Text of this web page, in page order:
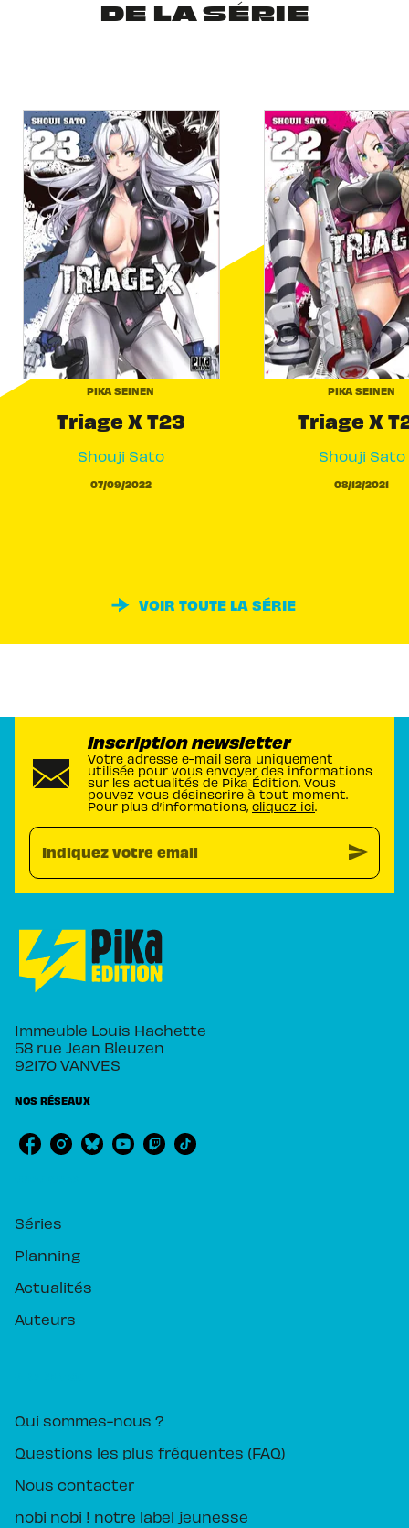
DE LA SÉRIE
PIKA SEINEN
Triage X T23
Shouji Sato
07/09/2022
PIKA SEINEN
Triage X
Shouji Sato
08/12/2021
VOIR TOUTE LA SÉRIE
Inscription newsletter
Votre adresse e-mail sera uniquement
utilisée pour vous envoyer des informations
sur les actualités de Pika Édition. Vous
pouvez vous désinscrire à tout moment.
Pour plus d’informations, cliquez ici.
Indiquez votre email send
Immeuble Louis Hachette
58 rue Jean Bleuzen
92170 VANVES
NOS RÉSEAUX
Séries
Planning
Actualités
Auteurs
Qui sommes-nous ?
Questions les plus fréquentes (FAQ)
Nous contacter
nobi nobi ! notre label jeunesse